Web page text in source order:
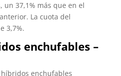
un 37,1% más que en el
La cuota del
3,7%.
enchufables –
enchufables